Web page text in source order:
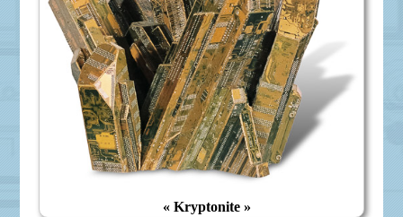
« Kryptonite »